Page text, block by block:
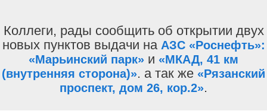
Коллеги, рады сообщить об открытии двух
новых пунктов выдачи на АЗС «Роснефть»:
«Марьинский парк» и «МКАД, 41 км
(внутренняя сторона)». а так же «Рязанский
проспект, дом 26, кор.2».